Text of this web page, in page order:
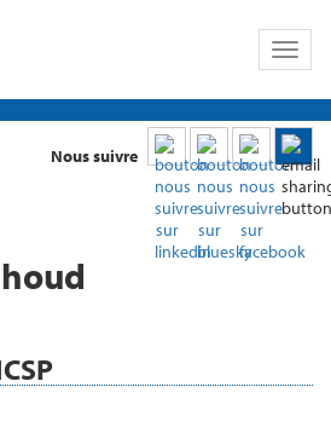
Toggle
Nous suivre